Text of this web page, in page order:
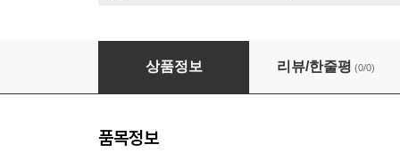
Gyorgy Vashegyi 하이든: 교향곡 24번, 30번
상품정보 리뷰/한줄평 (0/0)
품목정보